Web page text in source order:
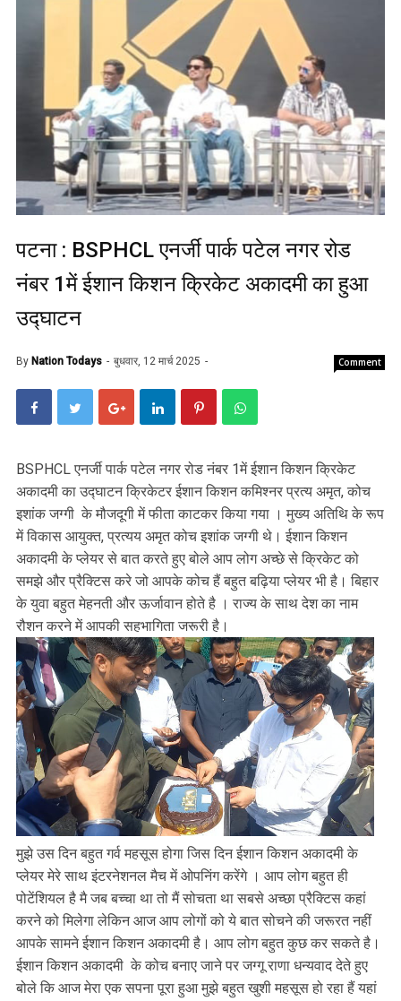
पटना : BSPHCL एनर्जी पार्क पटेल नगर रोड
नंबर 1में ईशान किशन क्रिकेट अकादमी का हुआ
उद्घाटन
By Nation Todays बुधवार, 12 मार्च 2025 Comment
BSPHCL एनर्जी पार्क पटेल नगर रोड नंबर 1में ईशान किशन क्रिकेट
अकादमी का उद्घाटन क्रिकेटर ईशान किशन कमिश्नर प्रत्य अमृत, कोच
इशांक जग्गी के मौजदूगी में फीता काटकर किया गया । मुख्य अतिथि के रूप
में विकास आयुक्त, प्रत्यय अमृत कोच इशांक जग्गी थे। ईशान किशन
अकादमी के प्लेयर से बात करते हुए बोले आप लोग अच्छे से क्रिकेट को
समझे और प्रैक्टिस करे जो आपके कोच हैं बहुत बढ़िया प्लेयर भी है। बिहार
के युवा बहुत मेहनती और ऊर्जावान होते है । राज्य के साथ देश का नाम
रौशन करने में आपकी सहभागिता जरूरी है।
मुझे उस दिन बहुत गर्व महसूस होगा जिस दिन ईशान किशन अकादमी के
प्लेयर मेरे साथ इंटरनेशनल मैच में ओपनिंग करेंगे । आप लोग बहुत ही
पोटेंशियल है मै जब बच्चा था तो मैं सोचता था सबसे अच्छा प्रैक्टिस कहां
करने को मिलेगा लेकिन आज आप लोगों को ये बात सोचने की जरूरत नहीं
आपके सामने ईशान किशन अकादमी है। आप लोग बहुत कुछ कर सकते है।
ईशान किशन अकादमी के कोच बनाए जाने पर जग्गू राणा धन्यवाद देते हुए
बोले कि आज मेरा एक सपना पूरा हुआ मुझे बहुत खुशी महसूस हो रहा हैं यहां